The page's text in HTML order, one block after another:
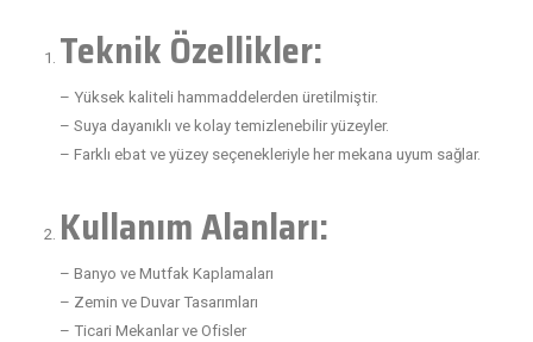
Teknik Özellikler:
– Yüksek kaliteli hammaddelerden üretilmiştir.
– Suya dayanıklı ve kolay temizlenebilir yüzeyler.
– Farklı ebat ve yüzey seçenekleriyle her mekana uyum sağlar.
Kullanım Alanları:
– Banyo ve Mutfak Kaplamaları
– Zemin ve Duvar Tasarımları
– Ticari Mekanlar ve Ofisler